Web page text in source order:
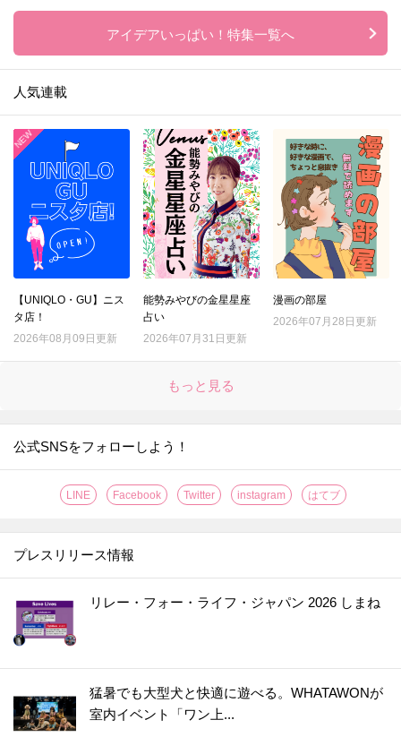
アイデアいっぱい！特集一覧へ
人気連載
【UNIQLO・GU】ニス
タ店！
2026年08月09日更新
能勢みやびの金星星座
占い
2026年07月31日更新
漫画の部屋
2026年07月28日更新
もっと見る
公式SNSをフォローしよう！
LINE Facebook Twitter instagram はてブ
プレスリリース情報
リレー・フォー・ライフ・ジャパン 2026 しまね
猛暑でも大型犬と快適に遊べる。WHATAWONが
室内イベント「ワン上...